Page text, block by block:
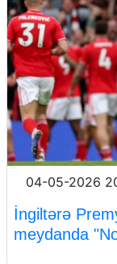
04-05-2026
İngiltərə
meydanda